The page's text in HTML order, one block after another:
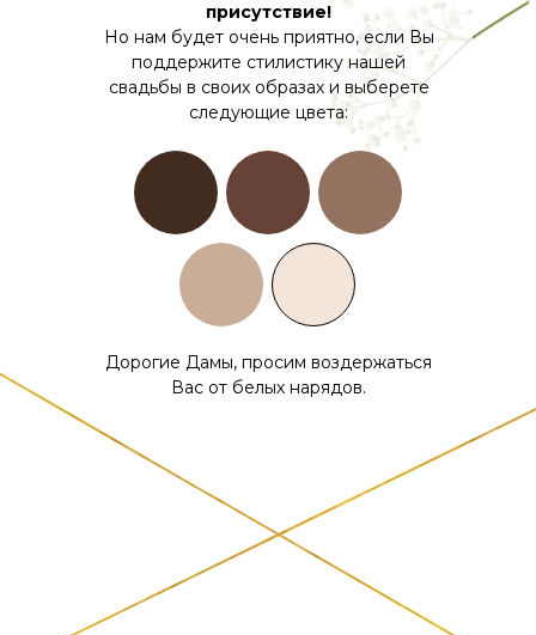
присутствие!
Но нам будет очень приятно, если Вы
поддержите стилистику нашей
свадьбы в своих образах и выберете
следующие цвета:
Дорогие Дамы, просим воздержаться
Вас от белых нарядов.